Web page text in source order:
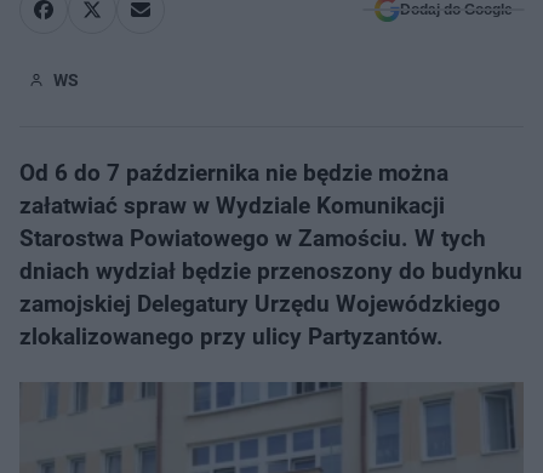
Dodaj do Google
WS
Od 6 do 7 października nie będzie można
załatwiać spraw w Wydziale Komunikacji
Starostwa Powiatowego w Zamościu. W tych
dniach wydział będzie przenoszony do budynku
zamojskiej Delegatury Urzędu Wojewódzkiego
zlokalizowanego przy ulicy Partyzantów.